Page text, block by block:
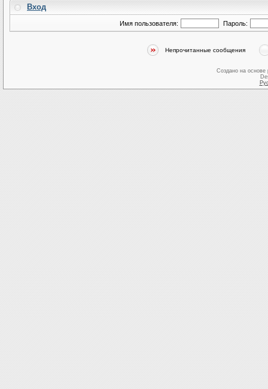
Вход
Имя пользователя: Пароль:
Непрочитанные сообщения
Создано на основе